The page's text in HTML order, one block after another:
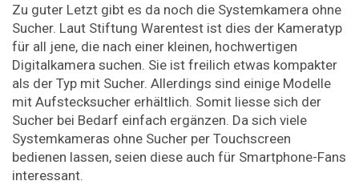
Zu guter Letzt gibt es da noch die Systemkamera ohne
Sucher. Laut Stiftung Warentest ist dies der Kameratyp
für all jene, die nach einer kleinen, hochwertigen
Digitalkamera suchen. Sie ist freilich etwas kompakter
als der Typ mit Sucher. Allerdings sind einige Modelle
mit Aufstecksucher erhältlich. Somit liesse sich der
Sucher bei Bedarf einfach ergänzen. Da sich viele
Systemkameras ohne Sucher per Touchscreen
bedienen lassen, seien diese auch für Smartphone-Fans
interessant.